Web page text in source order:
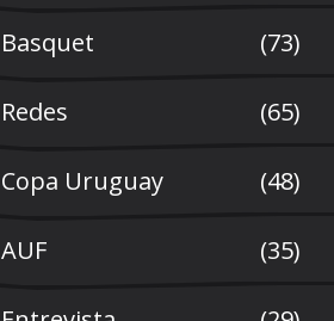
Basquet (73)
Redes (65)
Copa Uruguay (48)
AUF (35)